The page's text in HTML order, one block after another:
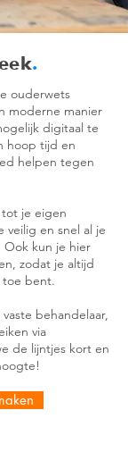
.
ouderwets
moderne manier
digitaal te
hoop tijd en
helpen tegen
je eigen
veilig en snel al je
Ook kun je hier
zodat je altijd
toe bent.
behandelaar,
via
de lijntjes kort en